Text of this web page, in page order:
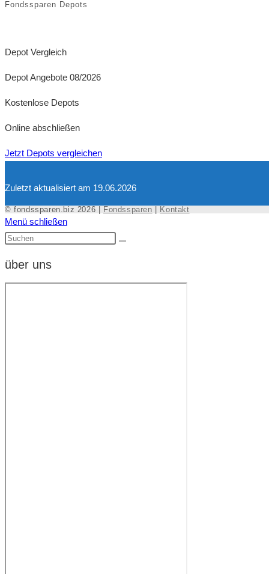
Fondssparen Depots
Depot Vergleich
Depot Angebote 08/2026
Kostenlose Depots
Online abschließen
Jetzt Depots vergleichen
Zuletzt aktualisiert am 19.06.2026
© fondssparen.biz 2026 | Fondssparen Kontakt
Menü schließen
über uns